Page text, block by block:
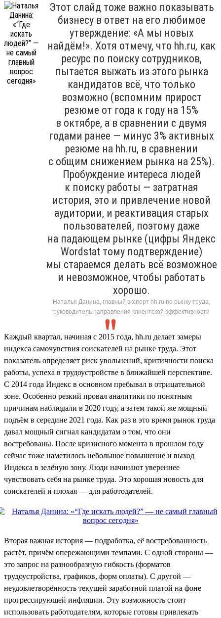
Этот слайд тоже важно показывать
бизнесу в ответ на его любимое
утверждение: «А мы новых
найдём!». Хотя отмечу, что hh.ru, как
ресурс по поиску сотрудников,
пытается выжать из этого рынка
кандидатов всё, что только
возможно (вспомним прирост
резюме от года к году на 15%
в октябре, а в сравнении с двумя
годами ранее — минус 3% активных
резюме на hh.ru, в сравнении
с общим снижением рынка на 25%).
Пробуждение интереса людей
к поиску работы — затратная
история, это и привлечение новой
аудитории, и реактивация старых
пользователей, поэтому даже
на падающем рынке (цифры Яндекс
Wordstat тому подтверждение)
мы стараемся делать всё возможное
и невозможное, чтобы работать
хорошо.
Наталья Данина, главный эксперт hh.ru по рынку труда,
руководитель направления клиентской эффективности
Каждый квартал, начиная с 2015 года, hh.ru делает замеры
индекса самочувствия соискателей на рынке труда. Этот
показатель определяет риск увольнений, критичности поиска
работы, успеха в трудоустройстве в ближайшей перспективе.
С 2014 года Индекс в основном пребывал в отрицательной
зоне. Особенно резкий провал аналитики по понятным
причинам наблюдали в 2020 году, а затем такой же мощный
подъём в середине 2021 года. Как раз в это время рынок труда
давал мощный сигнал кандидатам о том, что они
востребованы. После кризисного момента в прошлом году
сейчас тоже наметилось небольшое повышение и выход
Индекса в зелёную зону. Люди начинают увереннее
чувствовать себя на рынке труда. Это хорошая новость для
соискателей и плохая — для работодателей.
Вторая важная история — подработка, её востребованность
растёт, причём опережающими темпами. С одной стороны —
это запрос на разнообразную гибкость (форматов
трудоустройства, графиков, форм оплаты). С другой —
неудовлетворённость текущей заработной платой на фоне
прогрессирующей инфляции. Эту возможность стоит
использовать работодателям, которые готовы привлекать